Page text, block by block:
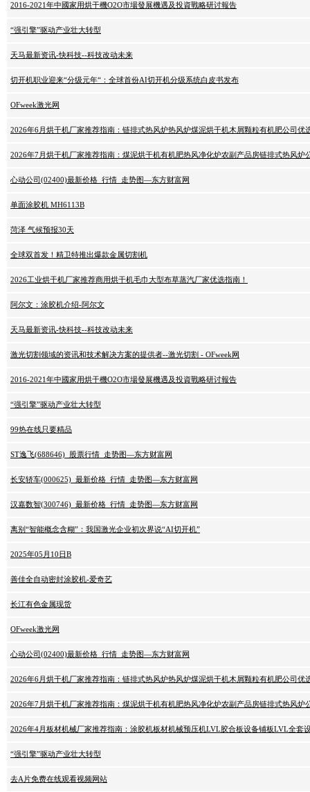
2016-2021年中國家用烘干機O2O市場發展機遇及投資戰略研讨報告
“强引擎”驱动产业壮大转型
天马最新资讯-快科技--科技改动未来
切开机职业迎来“分级元年“：全球首份AI切开机分级系统白皮书发布
OFweek激光网
2026年6月烘干机厂家推荐指南：链排式热风炉热风炉煤泥烘干机木屑颗粒有机肥公司优
2026年7月烘干机厂家推荐指南：煤泥烘干机有机肥热风净化炉农副产品房链排式热风炉
心动公司(02400)最新价格_行情_走势图—东方财富网
单面涂胶机 MH6113B
菏泽 气候预报30天
全球双首发！精卫特推出爆款金属切割机
2026工业烘干机厂家推荐商用烘干机毛巾大型布草蒸汽厂家优选指南！
阿尔文：涂胶机介绍-阿尔文
天马最新资讯-快科技--科技改动未来
激光切割领域的资讯和技术解决方案的提供者--激光切割 - OFweek网
2016-2021年中國家用烘干機O2O市場發展機遇及投資戰略研讨報告
“强引擎”驱动产业壮大转型
99热在线只要精品
ST逸飞(688646)_股票行情_走势图—东方财富网
长安轿车(000625)_最新价格_行情_走势图—东方财富网
汉嘉数智(300746)_最新价格_行情_走势图—东方财富网
离别“智能概念含糊”：我国激光企业初次界说“AI切开机”
2025年05月10日B
善佳全自动密封涂胶机-爱奇艺
长江有色金属现货
OFweek激光网
心动公司(02400)最新价格_行情_走势图—东方财富网
2026年6月烘干机厂家推荐指南：链排式热风炉热风炉煤泥烘干机木屑颗粒有机肥公司优
2026年7月烘干机厂家推荐指南：煤泥烘干机有机肥热风净化炉农副产品房链排式热风炉
2026年4月板材机械厂家推荐指南：涂胶机板材机械预压机LVL胶合板设备铺板LVL全套
“强引擎”驱动产业壮大转型
去A片免费在线观看视频网站